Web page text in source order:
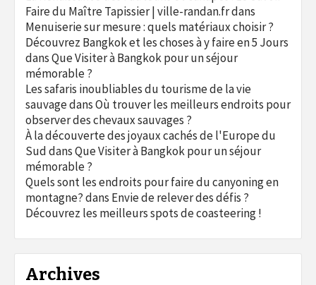
Faire du Maître Tapissier | ville-randan.frdans
Menuiserie sur mesure : quels matériaux choisir ?
Découvrez Bangkok et les choses à y faire en 5 Jours
dansQue Visiter à Bangkok pour un séjour
mémorable ?
Les safaris inoubliables du tourisme de la vie
sauvagedansOù trouver les meilleurs endroits pour
observer des chevaux sauvages ?
À la découverte des joyaux cachés de l'Europe du
SuddansQue Visiter à Bangkok pour un séjour
mémorable ?
Quels sont les endroits pour faire du canyoning en
montagne?dans Envie de relever des défis ?
Découvrez les meilleurs spots de coasteering !
Archives